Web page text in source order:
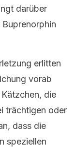
darüber
erlitten
vorab
die
trächtigen oder
dass die
speziellen